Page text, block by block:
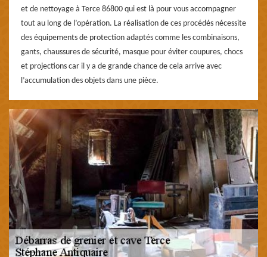
et de nettoyage à Terce 86800 qui est là pour vous accompagner
tout au long de l’opération. La réalisation de ces procédés nécessite
des équipements de protection adaptés comme les combinaisons,
gants, chaussures de sécurité, masque pour éviter coupures, chocs
et projections car il y a de grande chance de cela arrive avec
l’accumulation des objets dans une pièce.